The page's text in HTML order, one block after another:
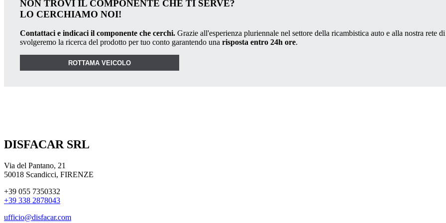
NON TROVI IL COMPONENTE CHE TI SERVE?
LO CERCHIAMO NOI!
Contattaci e indicaci il componente che cerchi. Grazie all'esperienza pluriennale nel settore della ricambistica auto e alla nostra rete di
svolgeremo la ricerca del prodotto per tuo conto garantendo una risposta entro 24h ore.
ROTTAMA VEICOLO
DISFACAR SRL
Via del Pantano, 21
50018 Scandicci, FIRENZE
+39 055 7350332
+39 338 2878043
ufficio@disfacar.com